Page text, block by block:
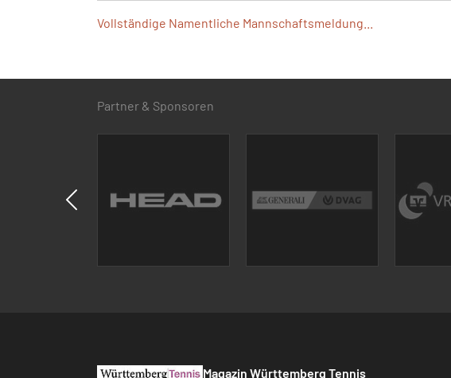
Vollständige Namentliche Mannschaftsmeldung...
Partner & Sponsoren
Magazin Württemberg Tennis